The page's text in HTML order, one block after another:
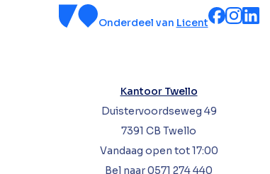
Onderdeel van Licent
Kantoor Twello
Duistervoordseweg 49
7391 CB Twello
Vandaag open tot 17:00
Bel naar0571 274 440